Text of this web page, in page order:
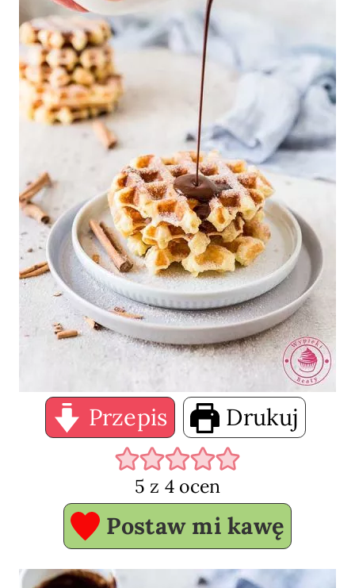
Przepis Drukuj
5 z 4 ocen
Postaw mi kawę